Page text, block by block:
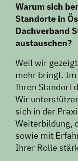
Warum sich
Standorte in
Dachverband
austauschen?
Weil wir
mehr bringt.
Ihren Standort
Wir
sich in der
Weiterbildung,
sowie mit
Ihrer Rolle